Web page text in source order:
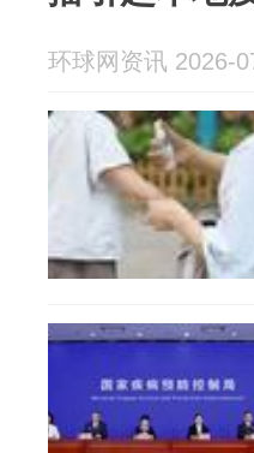
环球网资讯 2026-